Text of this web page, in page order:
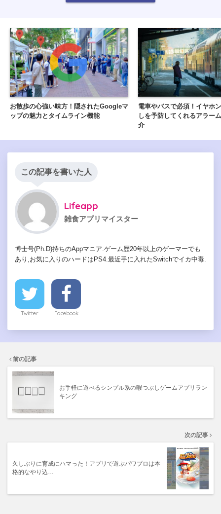
お散歩の心強い味方！隠されたGoogleマ
ップの魅力とタイムライン機能
電車やバスで必須！イヤホ
しを予防してくれるアラー
介
この記事を書いた人
Lifeapp
雑食アプリマイスター
博士号(Ph.D)持ちのAppマニア.ゲーム歴20年以上のゲーマーでも
あり,お気に入りのハードはPS4.最近手に入れたSwitchでイカ中毒.
Twitter Facebook
前の記事
お手軽に遊べるシンプル系の暇つぶしゲームアプリラン
キング
次の記事
久しぶりに育成にハマった！アプリで遊ぶパワプロは本
格的なやり込…